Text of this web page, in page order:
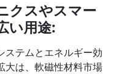
クスやスマー
い用途:
ステムとエネルギー効
大は、軟磁性材料市場